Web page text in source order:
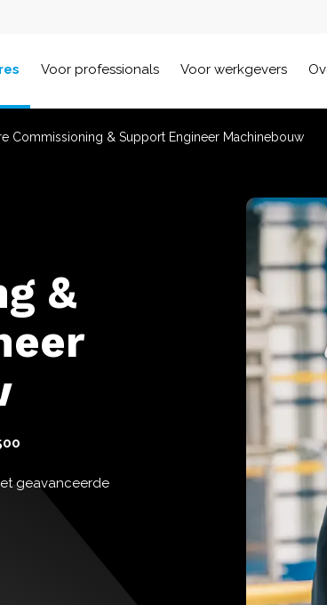
Voor professionals Voor werkgevers
Commissioning & Support Engineer Machinebouw
&
geavanceerde